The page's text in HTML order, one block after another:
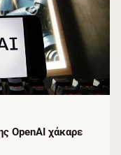
OpenAI χάκαρε